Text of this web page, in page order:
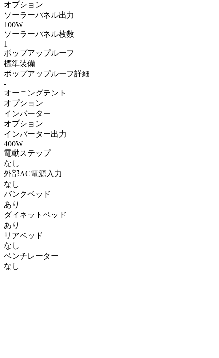
オプション
ソーラーパネル出力
100W
ソーラーパネル枚数
1
ポップアップルーフ
標準装備
ポップアップルーフ詳細
-
オーニングテント
オプション
インバーター
オプション
インバーター出力
400W
電動ステップ
なし
外部AC電源入力
なし
バンクベッド
あり
ダイネットベッド
あり
リアベッド
なし
ベンチレーター
なし